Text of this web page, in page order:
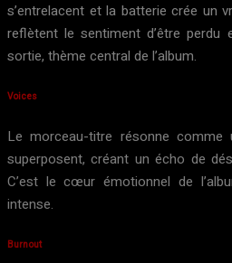
s’entrelacent et la batterie crée un
reflètent le sentiment d’être
sortie, thème central de l’album.
Voices
Le morceau-titre résonne
superposent, créant un écho de
C’est le cœur émotionnel de
intense.
Burnout